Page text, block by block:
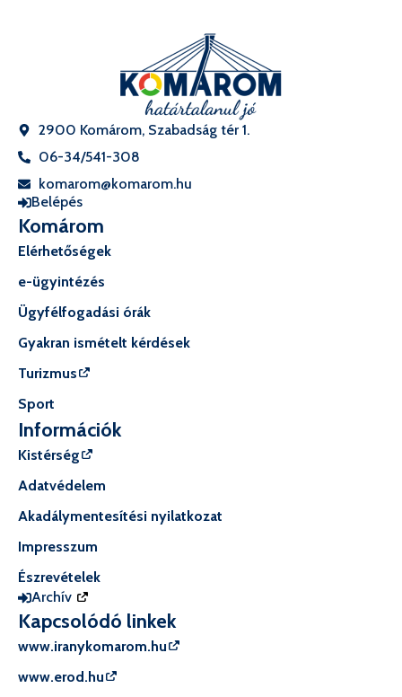
2900 Komárom, Szabadság tér 1.
06-34/541-308
komarom@komarom.hu
Belépés
Komárom
Elérhetőségek
e-ügyintézés
Ügyfélfogadási órák
Gyakran ismételt kérdések
Turizmus
Sport
Információk
Kistérség
Adatvédelem
Akadálymentesítési nyilatkozat
Impresszum
Észrevételek
Archív
Kapcsolódó linkek
www.iranykomarom.hu
www.erod.hu